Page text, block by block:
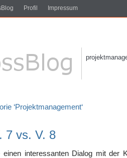
Profil Impressum
‘Projektmanagement‘
7 vs. V. 8
einen interessanten Dialog mit der